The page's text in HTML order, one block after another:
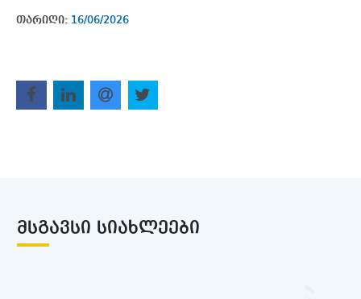
თარიღი: 16/06/2026
ᲛᲡᲒᲐᲕᲡᲘ ᲡᲘᲐᲮᲚᲔᲔᲑᲘ